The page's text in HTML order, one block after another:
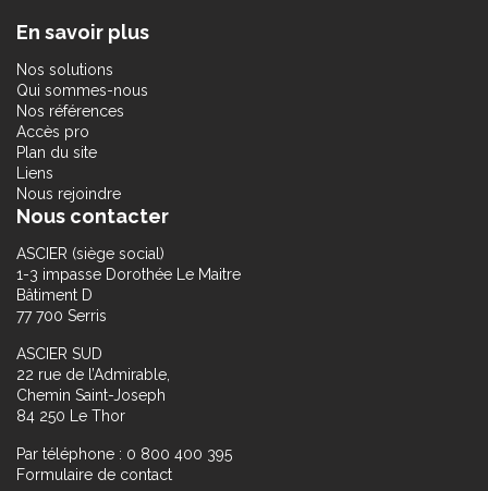
En savoir plus
Nos solutions
Qui sommes-nous
Nos références
Accès pro
Plan du site
Liens
Nous rejoindre
Nous contacter
ASCIER (siège social)
1-3 impasse Dorothée Le Maitre
Bâtiment D
77 700 Serris
ASCIER SUD
22 rue de l’Admirable,
Chemin Saint-Joseph
84 250 Le Thor
Par téléphone : 0 800 400 395
Formulaire de contact